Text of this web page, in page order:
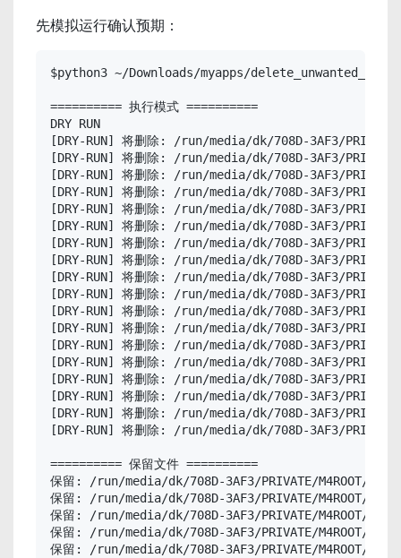
先模拟运行确认预期：
$python3 ~/Downloads/myapps/
========== 执行模式 ==========
DRY RUN
[DRY-RUN] 将删除: /run/media/dk/708D-3AF3/PRIVATE/
[DRY-RUN] 将删除: /run/media/dk/708D-3AF3/PRIVATE/
[DRY-RUN] 将删除: /run/media/dk/708D-3AF3/PRIVATE/
[DRY-RUN] 将删除: /run/media/dk/708D-3AF3/PRIVATE/
[DRY-RUN] 将删除: /run/media/dk/708D-3AF3/PRIVATE/
[DRY-RUN] 将删除: /run/media/dk/708D-3AF3/PRIVATE/
[DRY-RUN] 将删除: /run/media/dk/708D-3AF3/PRIVATE/
[DRY-RUN] 将删除: /run/media/dk/708D-3AF3/PRIVATE/
[DRY-RUN] 将删除: /run/media/dk/708D-3AF3/PRIVATE/
[DRY-RUN] 将删除: /run/media/dk/708D-3AF3/PRIVATE/
[DRY-RUN] 将删除: /run/media/dk/708D-3AF3/PRIVATE/
[DRY-RUN] 将删除: /run/media/dk/708D-3AF3/PRIVATE/
[DRY-RUN] 将删除: /run/media/dk/708D-3AF3/PRIVATE/
[DRY-RUN] 将删除: /run/media/dk/708D-3AF3/PRIVATE/
[DRY-RUN] 将删除: /run/media/dk/708D-3AF3/PRIVATE/
[DRY-RUN] 将删除: /run/media/dk/708D-3AF3/PRIVATE/
[DRY-RUN] 将删除: /run/media/dk/708D-3AF3/PRIVATE/
[DRY-RUN] 将删除: /run/media/dk/708D-3AF3/PRIVATE/
========== 保留文件 ==========
保留: /run/media/dk/708D-3AF3/PRIVATE/M4ROOT/CLIP/
保留: /run/media/dk/708D-3AF3/PRIVATE/M4ROOT/
保留: /run/media/dk/708D-3AF3/PRIVATE/M4ROOT/CLIP/
保留: /run/media/dk/708D-3AF3/PRIVATE/M4ROOT/
保留: /run/media/dk/708D-3AF3/PRIVATE/M4ROOT/CLIP/